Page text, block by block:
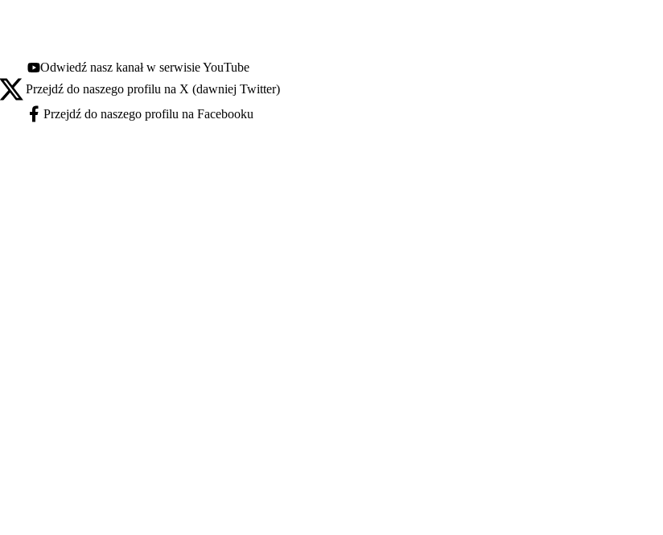
Youtube - otwiera się w nowej karcie
Odwiedź nasz kanał w serwisie YouTube
X - otwiera się w nowej karcie
Przejdź do naszego profilu na X (dawniej Twitter)
Facebook - otwiera się w nowej karcie
Przejdź do naszego profilu na Facebooku